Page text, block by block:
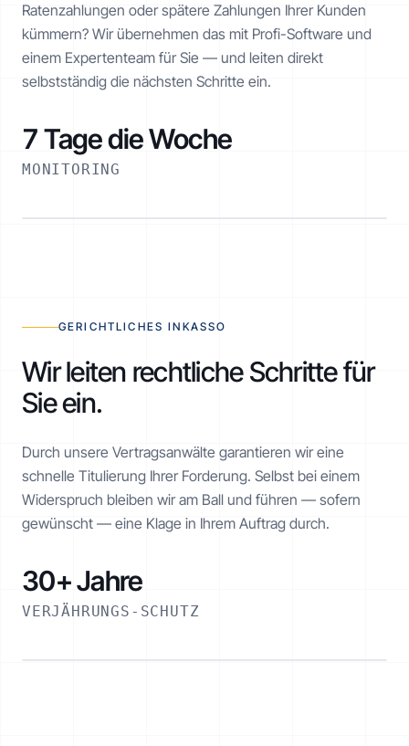
Ratenzahlungen oder spätere Zahlungen Ihrer Kunden
kümmern? Wir übernehmen das mit Profi-Software und
einem Expertenteam für Sie — und leiten direkt
selbstständig die nächsten Schritte ein.
7 Tage die Woche
MONITORING
Realisiert
GERICHTLICHES INKASSO
Wir leiten rechtliche Schritte für
Sie ein.
Durch unsere Vertragsanwälte garantieren wir eine
schnelle Titulierung Ihrer Forderung. Selbst bei einem
Widerspruch bleiben wir am Ball und führen — sofern
gewünscht — eine Klage in Ihrem Auftrag durch.
30+ Jahre
VERJÄHRUNGS-SCHUTZ